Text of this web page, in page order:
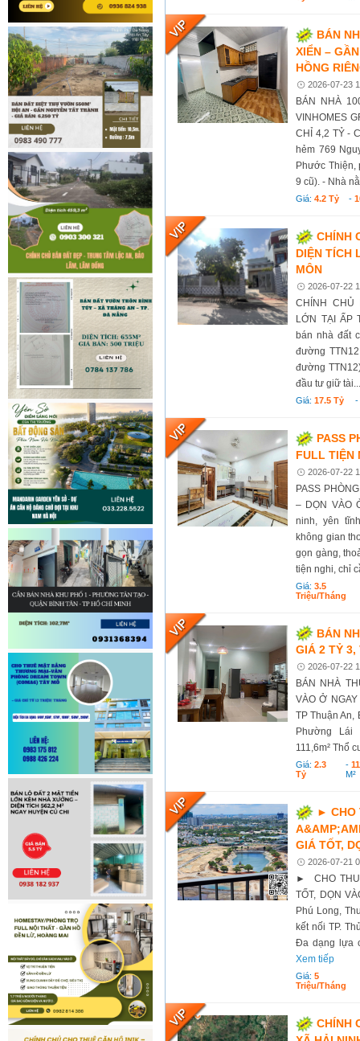
BÁN
XIỂN –
HỒNG
2026-07-23
BÁN NHÀ
VINHOMES
CHỈ 4,2 TỶ -
hẻm 769
Phước Thiện,
9 cũ). - Nhà
Giá:4.2 Tỷ -
CHÍNH
DIỆN TÍCH
MÔN
2026-07-22
CHÍNH CHỦ
LỚN TẠI ẤP
bán nhà đất
đường
đường
đầu tư giữ
Giá:17.5 Tỷ
PASS
FULL TIỆN
2026-07-22
PASS
– DỌN VÀO
ninh, yên
không gian
gọn gàng,
tiện nghi, chỉ
Giá:3.5
Triệu/tháng
BÁN
GIÁ 2 TỶ 3,
2026-07-22
BÁN NHÀ
VÀO Ở
TP Thuận An,
Phường Lái
111,6m² Thổ
Giá:2.3
Tỷ
-
M²
► CHO
GIÁ TỐT,
2026-07-21
► CHO
TỐT, DỌN
Phú Long,
kết nối TP.
Đa dạng lựa
Xem tiếp
Giá:5
Triệu/tháng
CHÍNH